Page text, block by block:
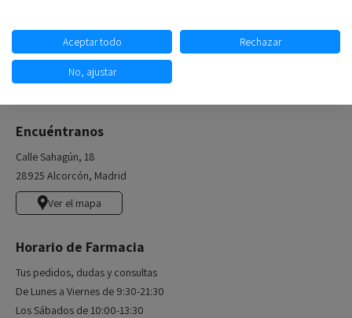
Encuéntranos
Calle Sahagún, 18
28925 Alcorcón, Madrid
Ver el mapa
Horario de Farmacia
Tus pedidos, dudas y consultas
De Lunes a Viernes de 9:30-21:30
Los Sábados de 10:00-13:30
Aceptar todo Rechazar
No, ajustar